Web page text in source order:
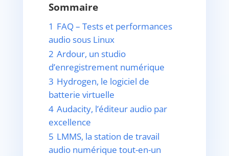
Sommaire
1 FAQ – Tests et performances
audio sous Linux
2 Ardour, un studio
d’enregistrement numérique
3 Hydrogen, le logiciel de
batterie virtuelle
4 Audacity, l’éditeur audio par
excellence
5 LMMS, la station de travail
audio numérique tout-en-un